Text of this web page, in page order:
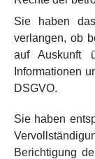
Sie haben
verlangen, ob
auf Auskunft
Informationen
DSGVO.
Sie haben
Berichtigung